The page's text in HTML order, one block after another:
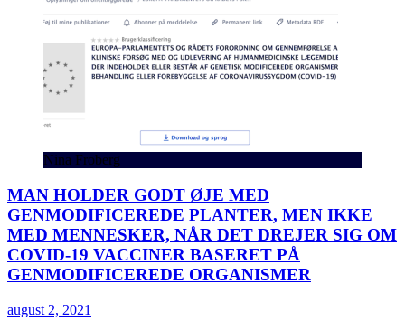
Nina Froberg
MAN HOLDER GODT ØJE MED
GENMODIFICEREDE PLANTER, MEN IKKE
MED MENNESKER, NÅR DET DREJER SIG OM
COVID-19 VACCINER BASERET PÅ
GENMODIFICEREDE ORGANISMER
august 2, 2021